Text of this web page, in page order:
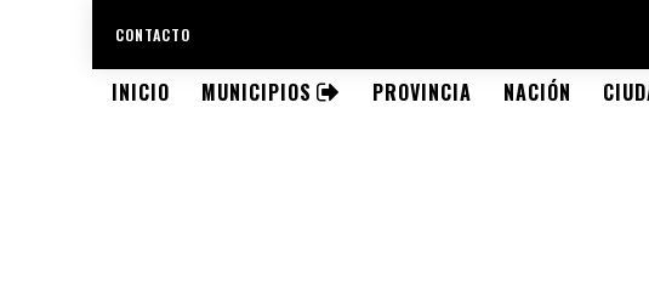
CONTACTO
INICIO MUNICIPIOS PROVINCIA NACIÓN